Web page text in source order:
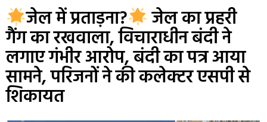
जेल में प्रताड़ना? जेल का प्रहरी
गैंग का रखवाला, विचाराधीन बंदी ने
लगाए गंभीर आरोप, बंदी का पत्र आया
सामने, परिजनों ने की कलेक्टर एसपी से
शिकायत